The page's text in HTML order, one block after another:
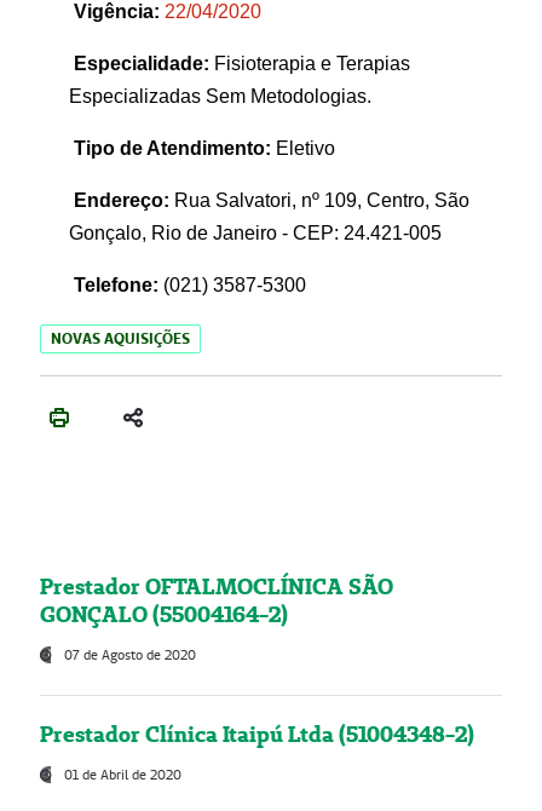
Vigência: 22/04/2020
Especialidade: Fisioterapia e Terapias
Especializadas Sem Metodologias.
Tipo de Atendimento: Eletivo
Endereço: Rua Salvatori, nº 109, Centro, São
Gonçalo, Rio de Janeiro - CEP: 24.421-005
Telefone: (021) 3587-5300
NOVAS AQUISIÇÕES
Prestador OFTALMOCLÍNICA SÃO
GONÇALO (55004164-2)
07 de Agosto de 2020
Prestador Clínica Itaipú Ltda (51004348-2)
01 de Abril de 2020